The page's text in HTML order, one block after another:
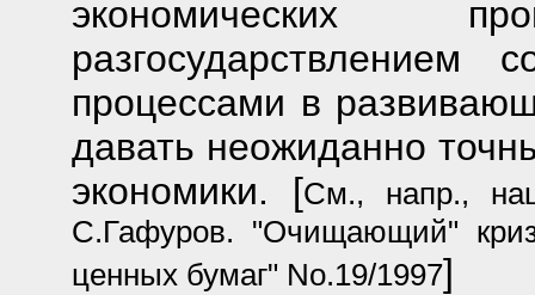
экономических
разгосударствлением
процессами в
давать неожиданно
экономики. [См., напр.,
С.Гафуров. "Очищающий"
ценных бумаг" No.19/1997]